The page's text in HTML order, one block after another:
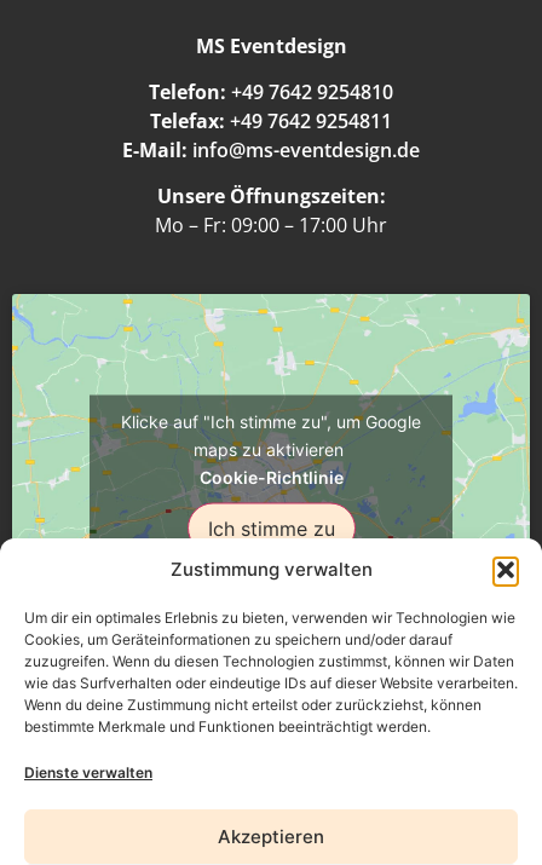
Zustimmung verwalten
Um dir ein optimales Erlebnis zu bieten, verwenden wir Technologien wie
Cookies, um Geräteinformationen zu speichern und/oder darauf
zuzugreifen. Wenn du diesen Technologien zustimmst, können wir Daten
wie das Surfverhalten oder eindeutige IDs auf dieser Website verarbeiten.
Wenn du deine Zustimmung nicht erteilst oder zurückziehst, können
bestimmte Merkmale und Funktionen beeinträchtigt werden.
Dienste verwalten
Akzeptieren
MS Eventdesign
Telefon: +49 7642 9254810
Telefax: +49 7642 9254811
E-Mail: info@ms-eventdesign.de
Unsere Öffnungszeiten:
Mo – Fr: 09:00 – 17:00 Uhr
Klicke auf "Ich stimme zu", um Google
maps zu aktivieren
Cookie-Richtlinie
Ich stimme zu
Üsenberger Strasse 11, 79346 Endingen a.K.
Datenschutz